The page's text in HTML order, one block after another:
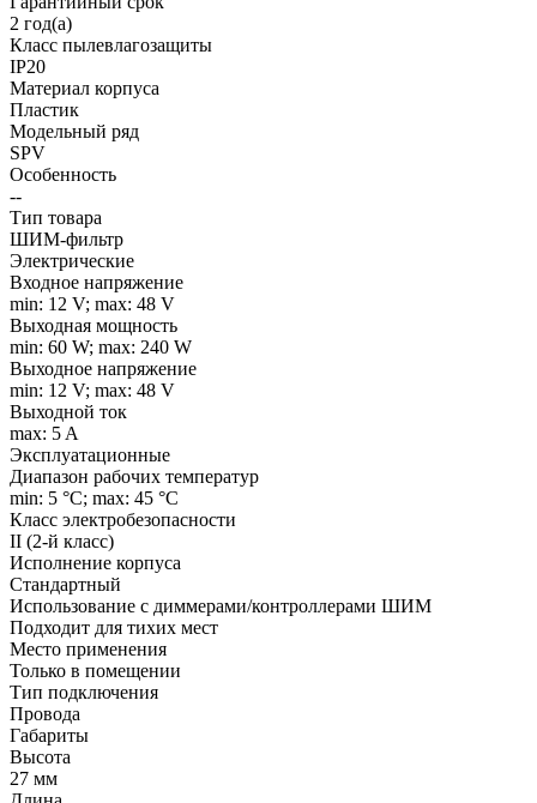
2 год(а)
Класс пылевлагозащиты
IP20
Материал корпуса
Пластик
Модельный ряд
SPV
Особенность
--
Тип товара
ШИМ-фильтр
Электрические
Входное напряжение
min: 12 V; max: 48 V
Выходная мощность
min: 60 W; max: 240 W
Выходное напряжение
min: 12 V; max: 48 V
Выходной ток
max: 5 A
Эксплуатационные
Диапазон рабочих температур
min: 5 °C; max: 45 °C
Класс электробезопасности
II (2-й класс)
Исполнение корпуса
Стандартный
Использование с диммерами/контроллерами ШИМ
Подходит для тихих мест
Место применения
Только в помещении
Тип подключения
Провода
Габариты
Высота
27 мм